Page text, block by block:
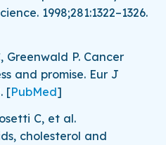
1998;281:1322–1326.
Greenwald P. Cancer
and promise. Eur J
[PubMed]
C, et al.
cholesterol and